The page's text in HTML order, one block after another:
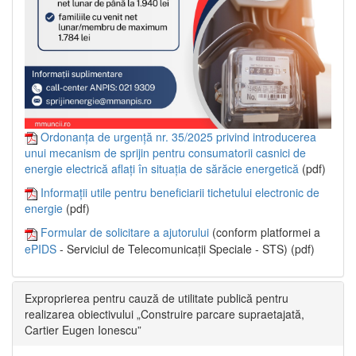
Ordonanța de urgență nr. 35/2025 privind introducerea
unui mecanism de sprijin pentru consumatorii casnici de
energie electrică aflați în situația de sărăcie energetică (pdf)
Informații utile pentru beneficiarii tichetului electronic de
energie (pdf)
Formular de solicitare a ajutorului (conform platformei a
ePIDS - Serviciul de Telecomunicații Speciale - STS) (pdf)
Exproprierea pentru cauză de utilitate publică pentru
realizarea obiectivului „Construire parcare supraetajată,
Cartier Eugen Ionescu”